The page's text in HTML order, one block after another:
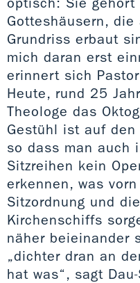
Gotteshäusern,
Grundriss erbaut
mich daran erst
erinnert sich
Heute, rund 25
Theologe das
Gestühl ist auf
so dass man auch
Sitzreihen kein
erkennen, was
Sitzordnung und
Kirchenschiffs
näher beieinander
„dichter dran an
hat was“, sagt